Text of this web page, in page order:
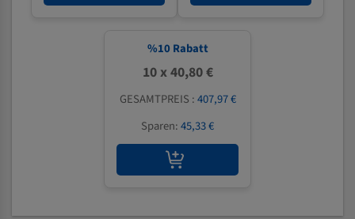
%10 Rabatt
10 x 40,80 €
GESAMTPREIS :407,97 €
Sparen:45,33 €